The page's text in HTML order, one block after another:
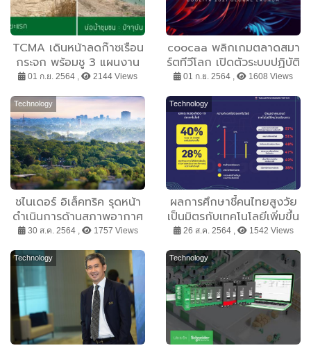
TCMA เดินหน้าลดก๊าซเรือน
กระจก พร้อมชู 3 แผนงาน
หลักร่วมขับเคลื่อน
01 ก.ย. 2564 , 2144 Views
coocaa พลิกเกมตลาดสมา
ร์ตทีวีโลก เปิดตัวระบบปฏิบัติ
การ New Coolita OS
01 ก.ย. 2564 , 1608 Views
Technology
ชไนเดอร์ อิเล็คทริค รุดหน้า
ดำเนินการด้านสภาพอากาศ
ด้วยบริการลดคาร์บอนใน
ซัพพลายเชนทั่วโลก
30 ส.ค. 2564 , 1757 Views
Technology
ผลการศึกษาชี้คนไทยสูงวัย
เป็นมิตรกับเทคโนโลยีเพิ่มขึ้น
ขณะที่คนรุ่นใหม่ยังแคลงใจ
ผลกระทบจากเทคโนโลยี
26 ส.ค. 2564 , 1542 Views
Technology Technology